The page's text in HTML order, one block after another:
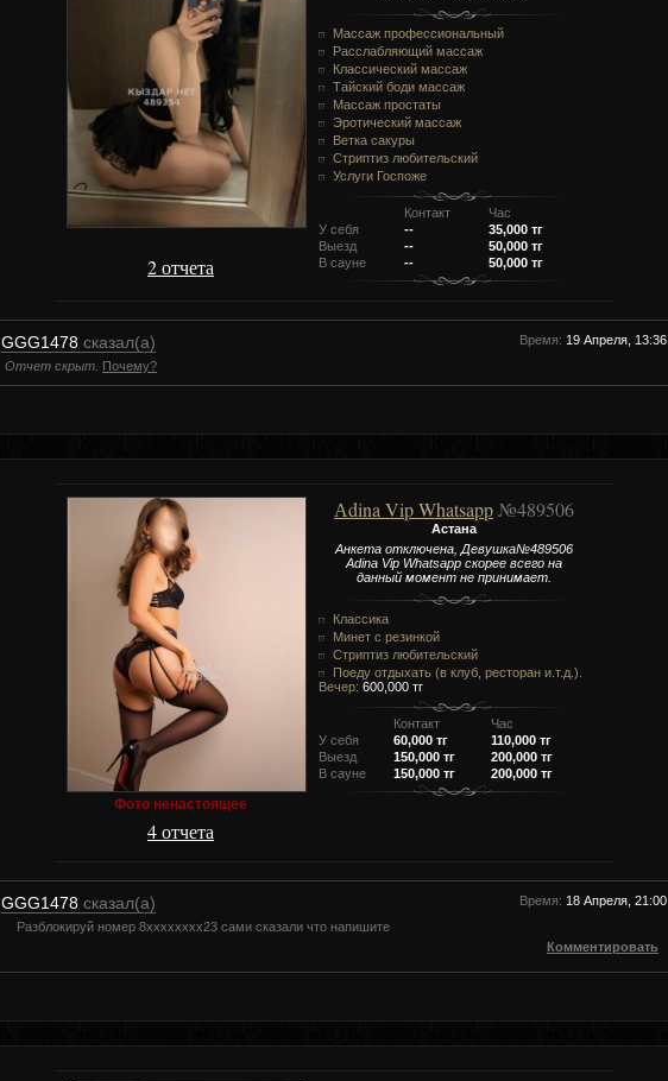
2 отчета
Массаж профессиональный
Расслабляющий массаж
Классический массаж
Тайский боди массаж
Массаж простаты
Эротический массаж
Ветка сакуры
Стриптиз любительский
Услуги Госпоже
Контакт
Час
У себя
--
35,000 тг
Выезд
--
50,000 тг
В сауне
-- 50,000 тг
GGG1478 сказал(а) Время: 19 Апреля, 13:36
Отчет скрыт. Почему?
Фото ненастоящее
4 отчета
Аdina Vip Whatsapp№489506
Астана
Анкета отключена, Девушка№489506
Аdina Vip Whatsapp скорее всего на
данный момент не принимает.
Классика
Минет с резинкой
Стриптиз любительский
Поеду отдыхать (в клуб, ресторан и.т.д.).
Вечер: 600,000 тг
Контакт
Час
У себя
60,000 тг
110,000 тг
Выезд
150,000 тг
200,000 тг
В сауне
150,000 тг 200,000 тг
GGG1478 сказал(а) Время: 18 Апреля, 21:00
Разблокируй номер 8хххххххх23 сами сказали что напишите
Комментировать